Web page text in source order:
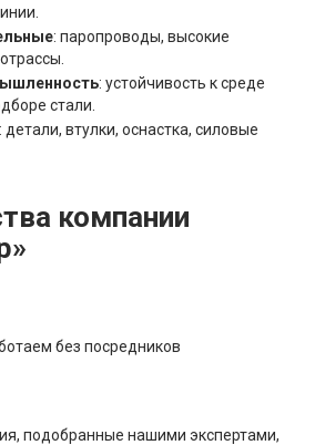
: паропроводы, высокие
: устойчивость к среде
стали.
: детали, втулки, оснастка, силовые
компании
без посредников
подобранные нашими экспертами,